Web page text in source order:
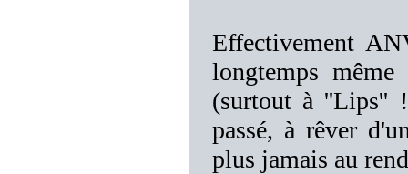
Effectivement
longtemps
(surtout à ''Lips''
passé, à rêver
plus jamais au